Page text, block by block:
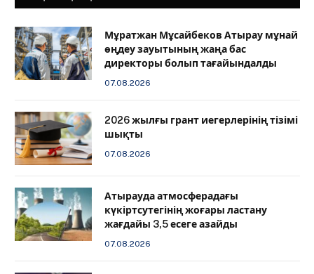
Мұратжан Мұсайбеков Атырау мұнай
өңдеу зауытының жаңа бас
директоры болып тағайындалды
07.08.2026
2026 жылғы грант иегерлерінің тізімі
шықты
07.08.2026
Атырауда атмосферадағы
күкіртсутегінің жоғары ластану
жағдайы 3,5 есеге азайды
07.08.2026